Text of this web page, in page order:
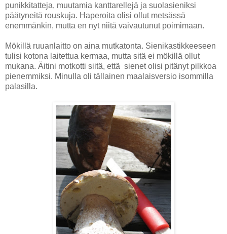
punikkitatteja, muutamia kanttarellejä ja suolasieniksi
päätyneitä rouskuja. Haperoita olisi ollut metsässä
enemmänkin, mutta en nyt niitä vaivautunut poimimaan.
Mökillä ruuanlaitto on aina mutkatonta. Sienikastikkeeseen
tulisi kotona laitettua kermaa, mutta sitä ei mökillä ollut
mukana. Äitini motkotti siitä, että sienet olisi pitänyt pilkkoa
pienemmiksi. Minulla oli tällainen maalaisversio isommilla
palasilla.